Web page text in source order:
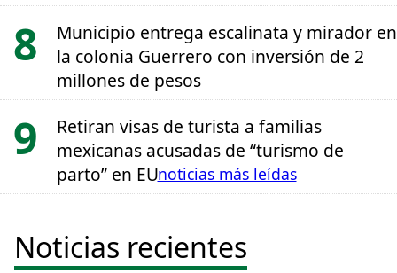
Municipio entrega escalinata y mirador en
la colonia Guerrero con inversión de 2
millones de pesos
Retiran visas de turista a familias
mexicanas acusadas de “turismo de
parto” en EUnoticias más leídas
Noticias recientes